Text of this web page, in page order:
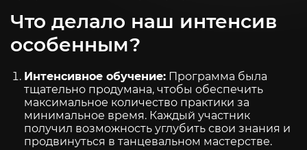
Что делало наш интенсив
особенным?
Интенсивное обучение: Программа была
тщательно продумана, чтобы обеспечить
максимальное количество практики за
минимальное время. Каждый участник
получил возможность углубить свои знания и
продвинуться в танцевальном мастерстве.